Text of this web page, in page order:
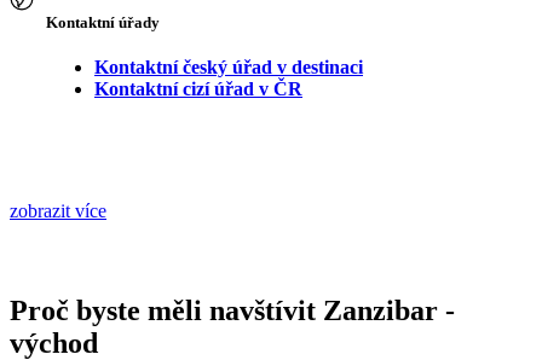
Kontaktní úřady
Kontaktní český úřad v destinaci
Kontaktní cizí úřad v ČR
zobrazit více
Proč byste měli navštívit Zanzibar -
východ